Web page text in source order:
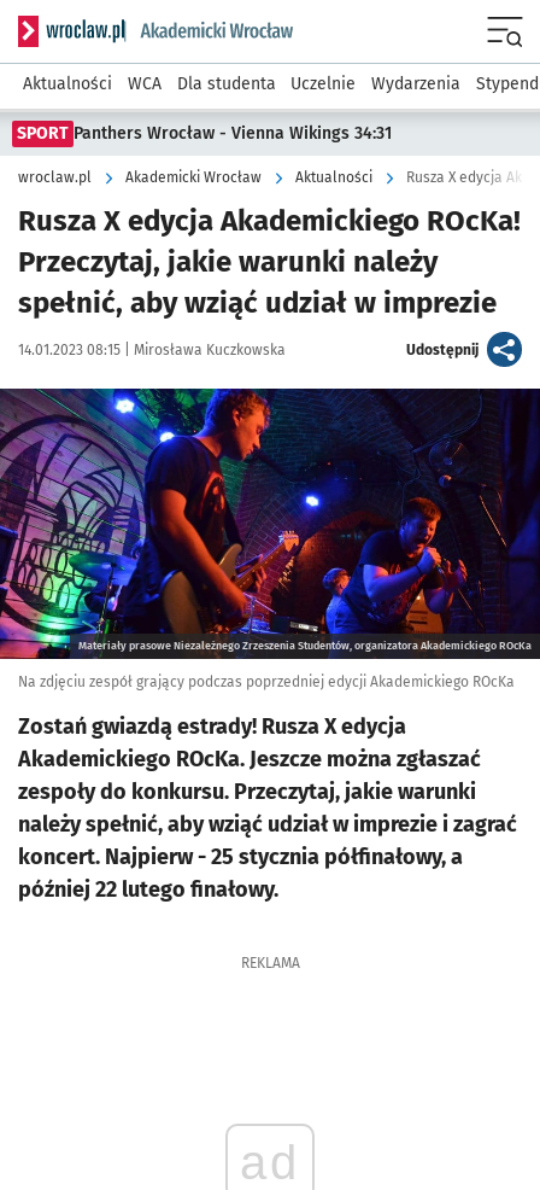
Serwis informacyjny wroclaw.pl podserwis: Akademicki
Aktualności WCA Dla studenta Uczelnie Wydarzenia
SPORT Panthers Wrocław - Vienna Wikings 34:31
wroclaw.pl Akademicki Wrocław Aktualności
Rusza X edycja Akademickiego ROcKa!
Przeczytaj, jakie warunki należy
spełnić, aby wziąć udział w imprezie
Data publikacji:
14.01.2023 08:15 | Autor:
Mirosława Kuczkowska Udostępnijartykuł
Kliknij, aby powiększyć
Materiały prasowe Niezależnego Zrzeszenia Studentów, organizatora Akademickiego ROcKa
Na zdjęciu zespół grający podczas poprzedniej edycji Akademickiego ROcKa
Zostań gwiazdą estrady! Rusza X edycja
Akademickiego ROcKa. Jeszcze można zgłaszać
zespoły do konkursu. Przeczytaj, jakie warunki
należy spełnić, aby wziąć udział w imprezie i zagrać
koncert. Najpierw - 25 stycznia półfinałowy, a
później 22 lutego finałowy.
REKLAMA
ad